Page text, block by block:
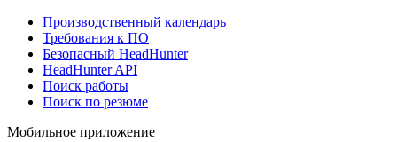
Производственный календарь
Требования к ПО
Безопасный HeadHunter
HeadHunter API
Поиск работы
Поиск по резюме
Мобильное приложение